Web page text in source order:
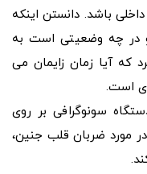
باشد. دانستن اینکه
در چه وضعیتی است به
آیا زمان زایمان می
است.
سونوگرافی بر روی
مورد ضربان قلب جنین،